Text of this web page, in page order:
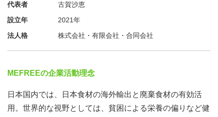
代表者
古賀沙恵
設立年
2021年
法人格
株式会社・有限会社・合同会社
MEFREEの企業活動理念
日本国内では、日本食材の海外輸出と廃棄食材の有効活
用。世界的な視野としては、貧困による栄養の偏りなど健